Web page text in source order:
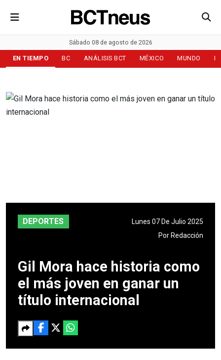
Sábado 08 de agosto de 2026
EN TIEMPO BC ANÁLISIS BCT MÉXICO MUNDO
DEPORTES
Lunes 07 De Julio 2025
Por Redacción
Gil Mora hace historia como
el más joven en ganar un
título internacional